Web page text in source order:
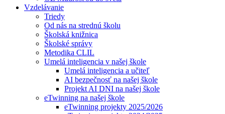
Vzdelávanie
Triedy
Od nás na strednú školu
Školská knižnica
Školské správy
Metodika CLIL
Umelá inteligencia v našej škole
Umelá inteligencia a učiteľ
AI bezpečnosť na našej škole
Projekt AI DNI na našej škole
eTwinning na našej škole
eTwinning projekty 2025/2026